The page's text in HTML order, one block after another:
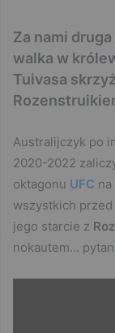
Za nami
walka w
Tuivasa
Australijczyk po
2020-2022
oktagonu UFC
wszystkich
jego starcie z
nokautem…